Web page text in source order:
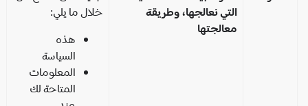
التي نعالجها، وطريقة
معالجتها
خلال ما يلي:
هذه
السياسة
المعلومات
المتاحة لك